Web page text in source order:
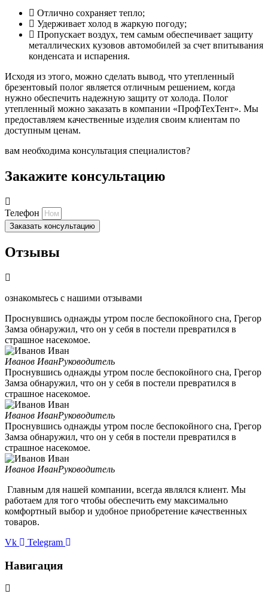
Отлично сохраняет тепло;
Удерживает холод в жаркую погоду;
Пропускает воздух, тем самым обеспечивает защиту
металлических кузовов автомобилей за счет впитывания
конденсата и испарения.
Исходя из этого, можно сделать вывод, что утепленный
брезентовый полог является отличным решением, когда
нужно обеспечить надежную защиту от холода. Полог
утепленный можно заказать в компании «ПрофТехТент». Мы
предоставляем качественные изделия своим клиентам по
доступным ценам.
вам необходима консультация специалистов?
Закажите консультацию
Телефон
Заказать консультацию
Отзывы
ознакомьтесь с нашими отзывами
Проснувшись однажды утром после беспокойного сна, Грегор
Замза обнаружил, что он у себя в постели превратился в
страшное насекомое.
Иванов ИванРуководитель
Проснувшись однажды утром после беспокойного сна, Грегор
Замза обнаружил, что он у себя в постели превратился в
страшное насекомое.
Иванов ИванРуководитель
Проснувшись однажды утром после беспокойного сна, Грегор
Замза обнаружил, что он у себя в постели превратился в
страшное насекомое.
Иванов ИванРуководитель
Главным для нашей компании, всегда являлся клиент. Мы
работаем для того чтобы обеспечить ему максимально
комфортный выбор и удобное приобретение качественных
товаров.
Vk
Telegram
Навигация